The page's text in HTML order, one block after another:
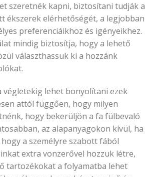
szeretnék kapni, biztosítani tudják a
ékszerek elérhetőségét, a legjobban
preferenciáikhoz és igényeikhez.
mindig biztosítja, hogy a lehető
választhassuk ki a hozzánk
végletekig lehet bonyolítani ezek
attól függően, hogy milyen
hogy bekerüljön a fa fülbevaló
az alapanyagokon kívül, ha
a személyre szabott fából
extra vonzerővel hozzuk létre,
tartozékokat a folyamatba lehet